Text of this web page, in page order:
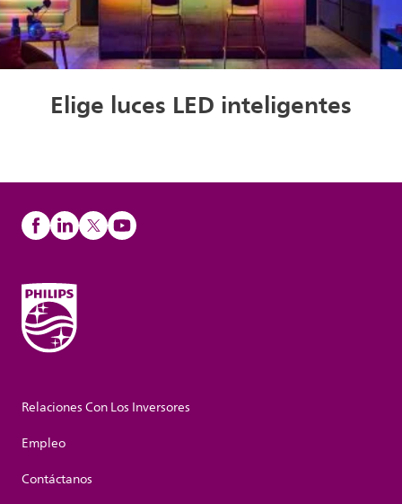
Elige luces LED inteligentes
Relaciones Con Los Inversores
Empleo
Contáctanos